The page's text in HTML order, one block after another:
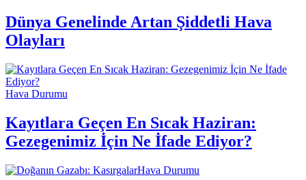
Dünya Genelinde Artan Şiddetli Hava
Olayları
Hava Durumu
Kayıtlara Geçen En Sıcak Haziran:
Gezegenimiz İçin Ne İfade Ediyor?
Hava Durumu